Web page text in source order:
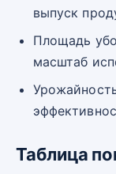
выпуск
Площадь
масштаб
Таблица